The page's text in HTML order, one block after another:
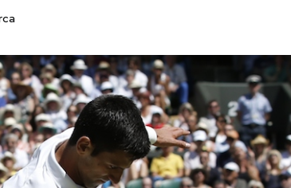
Auto
Moda
Libri
Consumismi